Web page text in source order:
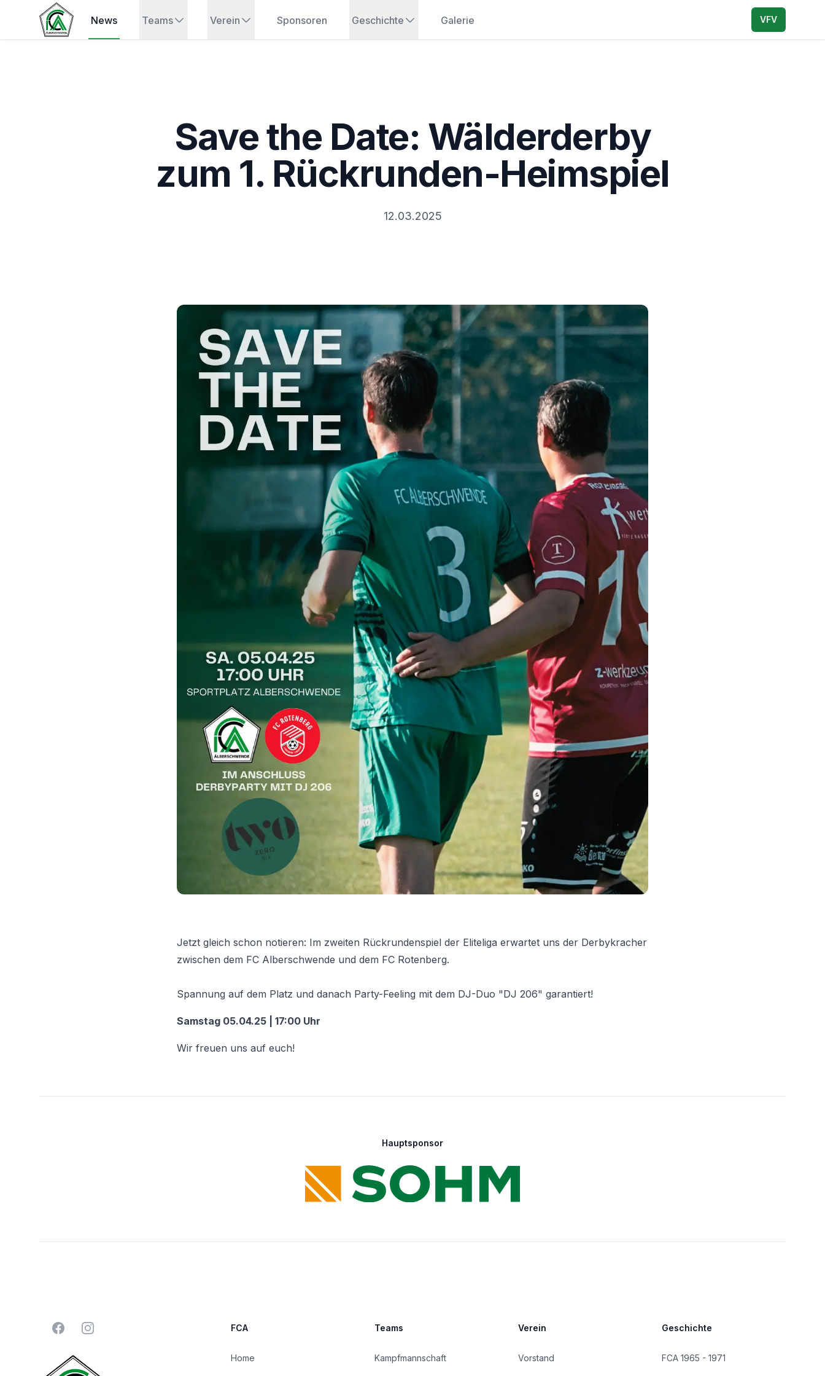
News Teams Verein Sponsoren Geschichte Galerie VFV
Save the Date: Wälderderby
zum 1. Rückrunden-Heimspiel
12.03.2025
Jetzt gleich schon notieren: Im zweiten Rückrundenspiel der Eliteliga erwartet uns der Derbykracher
zwischen dem FC Alberschwende und dem FC Rotenberg.
Spannung auf dem Platz und danach Party-Feeling mit dem DJ-Duo "DJ 206" garantiert!
Samstag 05.04.25 | 17:00 Uhr
Wir freuen uns auf euch!
Hauptsponsor
FacebookInstagram FCA
Home
Teams
Kampfmannschaft
Verein
Vorstand
Geschichte
FCA 1965 - 1971